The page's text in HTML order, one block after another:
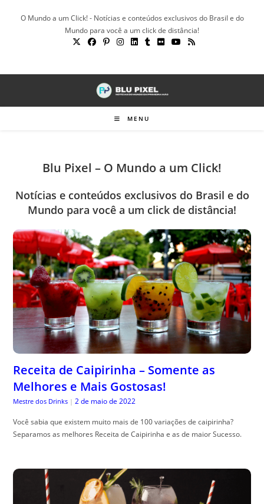
O Mundo a um Click! - Notícias e conteúdos exclusivos do Brasil e do
Mundo para você a um click de distância!
MENU
Blu Pixel – O Mundo a um Click!
Notícias e conteúdos exclusivos do Brasil e do
Mundo para você a um click de distância!
Receita de Caipirinha – Somente as
Melhores e Mais Gostosas!
Mestre dos Drinks | 2 de maio de 2022
Você sabia que existem muito mais de 100 variações de caipirinha?
Separamos as melhores Receita de Caipirinha e as de maior Sucesso.